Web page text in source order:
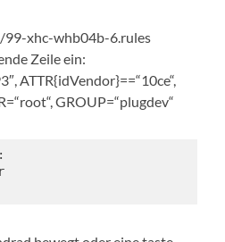
99-xhc-whb04b-6.rules
Zeile ein:
ATTR{idVendor}==“10ce“,
GROUP=“plugdev“